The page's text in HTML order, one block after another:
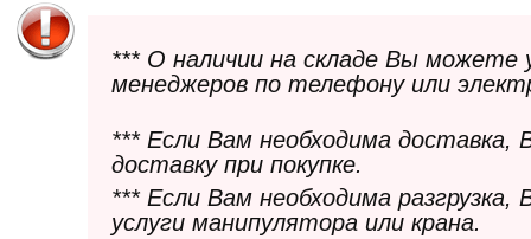
*** О наличии на складе Вы можете
менеджеров по телефону или
*** Если Вам необходима
доставку при покупке.
*** Если Вам необходима
услуги манипулятора или крана.